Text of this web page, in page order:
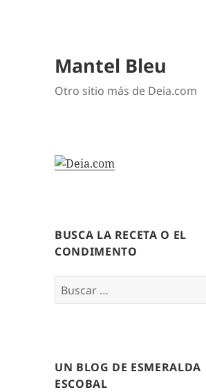
Mantel Bleu
Otro sitio más de Deia.com
BUSCA LA RECETA O EL
CONDIMENTO
Buscar:
UN BLOG DE ESMERALDA
ESCOBAL